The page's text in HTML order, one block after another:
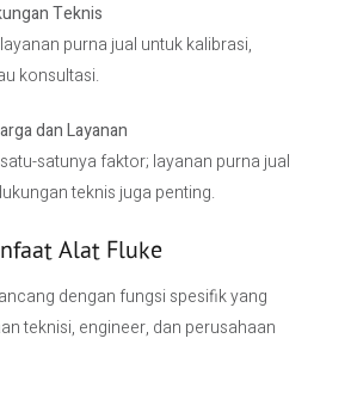
Teknis
purna jual untuk kalibrasi,
konsultasi.
dan Layanan
satunya faktor; layanan purna jual
teknis juga penting.
Alat Fluke
dengan fungsi spesifik yang
teknisi, engineer, dan perusahaan